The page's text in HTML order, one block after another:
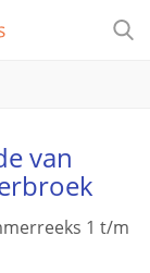
van
1 t/m